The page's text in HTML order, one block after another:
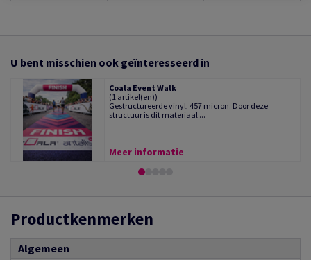
U bent misschien ook geïnteresseerd in
Coala Event Walk
(1 artikel(en))
Gestructureerde vinyl, 457 micron. Door deze
structuur is dit materiaal ...
Meer informatie
Productkenmerken
Algemeen